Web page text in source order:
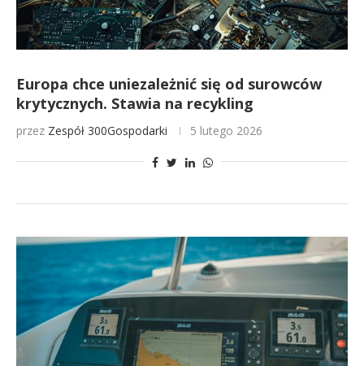
Europa chce uniezależnić się od surowców
krytycznych. Stawia na recykling
przez Zespół 300Gospodarki 5 lutego 2026